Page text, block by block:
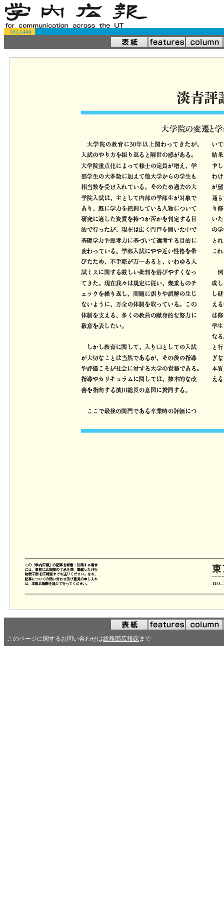
NO.1446
このページに関するお問い合わせは総務部広報課まで